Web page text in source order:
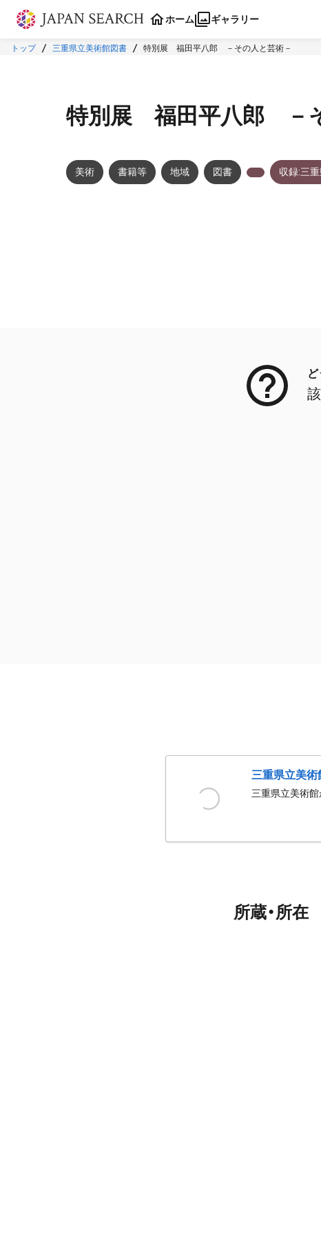
本文に飛ぶ
ホーム ギャラリー
トップ 三重県立美術館図書 特別展 福田平八郎 －その人と芸術－
特別展 福田平八郎 －
美術 書籍等 地域 図書 収録:三
三重県立美術
三重県立美術館
所蔵・所在